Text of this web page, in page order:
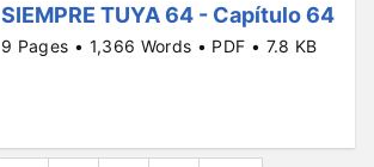
SIEMPRE TUYA 64 - Capítulo 64
9 Pages • 1,366 Words • PDF • 7.8 KB